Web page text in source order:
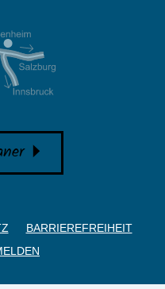
BARRIEREFREIHEIT